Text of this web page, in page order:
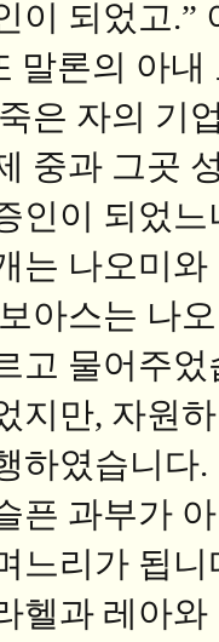
이 되었고.”
말론의 아
은 자의 기
중과 그곳
인이 되었느
는 나오미
아스는 나
고 물어주
지만, 자원
하였습니다
픈 과부가
느리가 됩
헬과 레아